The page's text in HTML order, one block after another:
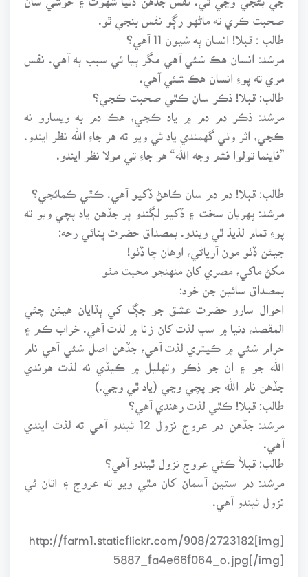
صحبت ڪري ته ماڻهو رڳو نفس بنجي ٿو.
طالب : قبلا! انسان ٻه شيون 11 آهي؟
مرشد: انسان هڪ شئي آهي مگر ٻيا ئي سبب ٻه آهي. نفس
مري ته پوءِ انسان هڪ شئي آهي.
طالب: قبلا! ذڪر سان ڪٿي صحبت ڪجي؟
مرشد: ذڪر دم دم ۾ ياد ڪجي، هڪ دم به ويسارو نه
ڪجي، اثر وٺي گهمندي ياد ٿي ويو ته هر جاءِ الله نظر ايندو.
”فاينما تولوا فثم وجه الله“ هر جاءِ تي مولا نظر ايندو.
طالب: قبلا! دم دم سان ڪاهڻ ڏکيو آهي. ڪٿي ڪمائجي؟
مرشد: پهريان سخت ۽ ڏکيو لڳندو پر جڏهن ياد پچي ويو ته
پوءِ تمام لذيذ ٿي ويندو. بمصداق حضرت ڀٽائي رحه:
جيئن ڏٺو مون آرياڻي، اوهان ڇا ڏٺو!
مکڻ ماکي، مصري کان منهنجو محبت مٺو
بمصداق سائين جن خود:
احوال سارو حضرت عشق جو جڳ کي ٻڌايان هيئن چئي
المقصد، دنيا ۾ سڀ لذت کان زنا ۾ لذت آهي. خراب ڪم ۽
حرام شئي ۾ ڪيتري لذت آهي، جڏهن اصل شئي آهي نام
الله جو ۽ ان جو ذڪر وتهليل ۾ ڪيڏي نه لذت هوندي
جڏهن نام الله جو پچي وڃي (ياد ٿي وڃي.)
طالب: قبلا! ڪٿي لذت رهندي آهي؟
مرشد: جڏهن دم عروج نزول 12 ٿيندو آهي ته لذت ايندي
آهي.
طالب: قبلاٰ ڪٿي عروج نزول ٿيندو آهي؟
مرشد: دم ستين آسمان کان مٿي ويو ته عروج ۽ اتان ئي
نزول ٿيندو آهي.
[img]http://farm1.staticflickr.com/908/2723182
5887_fa4e66f064_o.jpg[/img]